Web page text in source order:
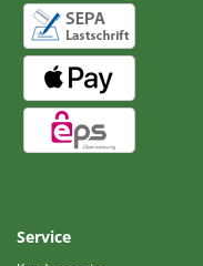
Service